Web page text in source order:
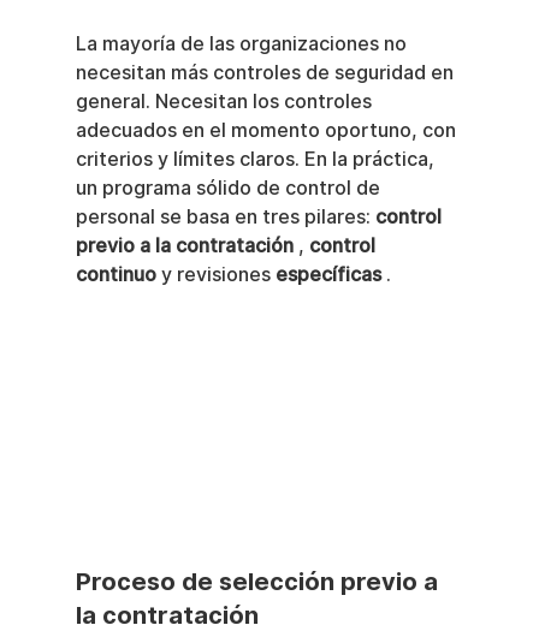
La mayoría de las organizaciones no
necesitan más controles de seguridad en
general. Necesitan los controles
adecuados en el momento oportuno, con
criterios y límites claros. En la práctica,
un programa sólido de control de
personal se basa en tres pilares: control
previo a la contratación , control
continuo y revisiones específicas .
Proceso de selección previo a
la contratación